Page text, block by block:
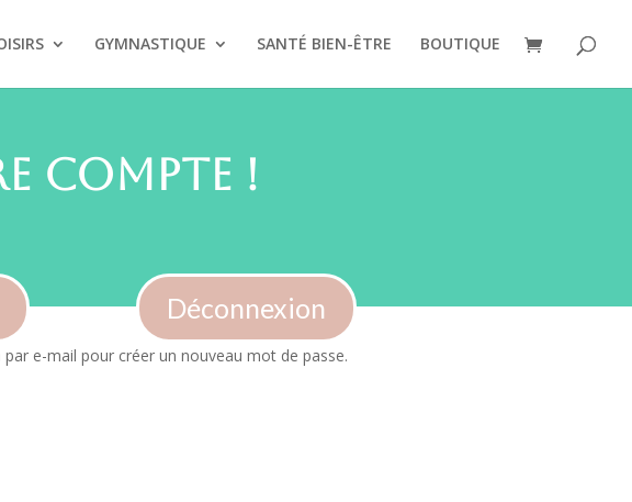
GYMNASTIQUE SANTÉ BIEN-ÊTRE BOUTIQUE
compte !
Déconnexion
e-mail pour créer un nouveau mot de passe.